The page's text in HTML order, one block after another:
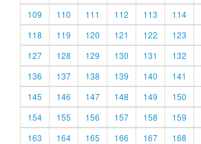
109
110 111 112 113 114
118
119 120 121 122 123
127
128 129 130 131 132
136
137 138 139 140 141
145
146 147 148 149 150
154
155 156 157 158 159
163
164 165 166 167 168